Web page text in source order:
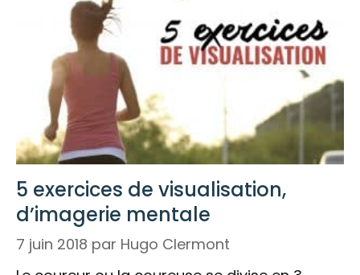
5 exercices de visualisation,
d’imagerie mentale
7 juin 2018 par Hugo Clermont